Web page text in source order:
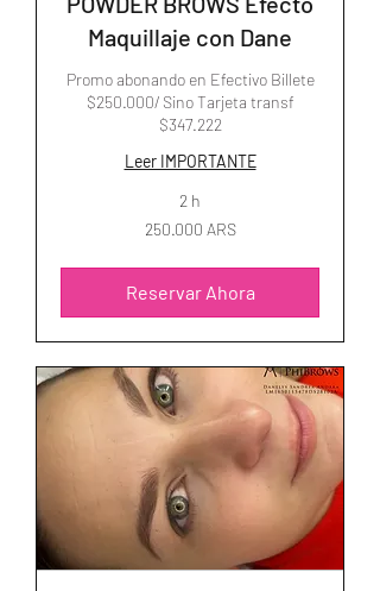
Maquillaje con Dane
Promo abonando en Efectivo Billete
$250.000/ Sino Tarjeta transf
$347.222
Leer IMPORTANTE
2 h
250.000 ARS
Reservar Ahora